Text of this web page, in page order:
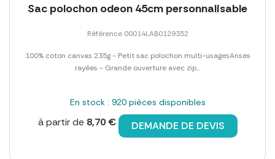
Sac polochon odeon 45cm personnalisable
Référence 00014LAB0129352
100% coton canvas 235g - Petit sac polochon multi-usagesAnses
rayées - Grande ouverture avec zip...
En stock : 920 pièces disponibles
à partir de 8,70 € DEMANDE DE DEVIS